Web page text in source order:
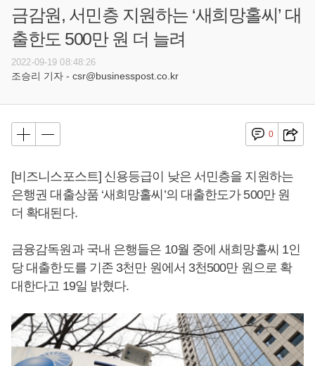
금감원, 서민층 지원하는 ‘새희망홀씨’ 대
출한도 500만 원 더 늘려
2022-09-19 08:48:26
조승리 기자 - csr@businesspost.co.kr
0
[비즈니스포스트] 신용등급이 낮은 서민층을 지원하는
은행권 대출상품 ‘새희망홀씨’의 대출한도가 500만 원
더 확대된다.
금융감독원과 국내 은행들은 10월 중에 새희망홀씨 1인
당 대출한도를 기존 3천만 원에서 3천500만 원으로 확
대한다고 19일 밝혔다.